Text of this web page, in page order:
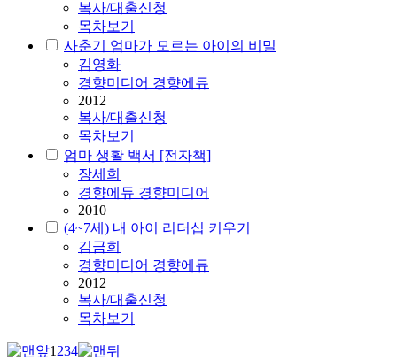
복사/대출신청
목차보기
사춘기 엄마가 모르는 아이의 비밀
김영화
경향미디어 경향에듀
2012
복사/대출신청
목차보기
엄마 생활 백서 [전자책]
장세희
경향에듀 경향미디어
2010
(4~7세) 내 아이 리더십 키우기
김금희
경향미디어 경향에듀
2012
복사/대출신청
목차보기
1234